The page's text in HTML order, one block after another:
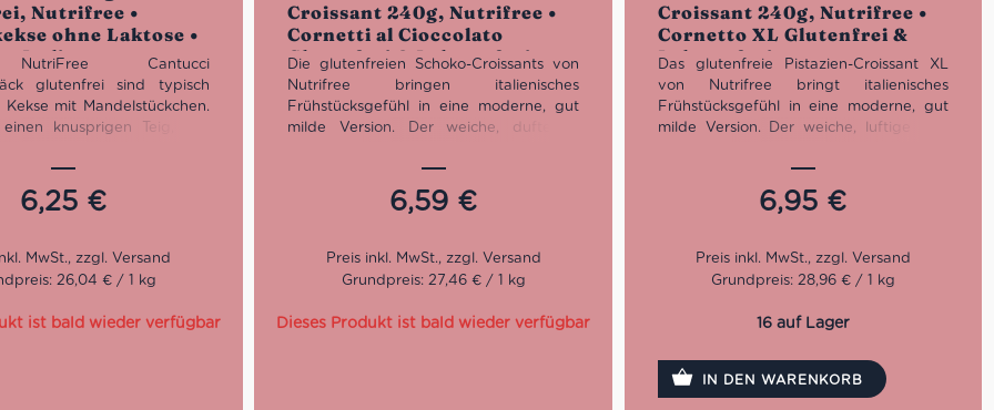
Nutrifree •
ohne Laktose •
Italien
Cantucci
glutenfrei sind typisch
Kekse mit Mandelstückchen.
knusprigen Teig, der
freisetzt. Hervorragend als
Desserts, begleitet
oder Vanillesoße, oder
toskanischen Vin Santo.
Laktosefrei und glutenfrei
6,25 €
26,04 € / 1 kg
ist bald wieder verfügbar
Croissant 240g, Nutrifree •
Cornetti al Cioccolato
Glutenfrei & Laktosefrei
Die glutenfreien Schoko-Croissants von
Nutrifree bringen italienisches
Frühstücksgefühl in eine moderne, gut
milde Version. Der weiche, duftende
Schokoladenfüllung und sorgt für einen
süßen Genussmoment mit echter
italienischer Seele. Glutenfrei, laktosefrei
für Frühstück, Pause und unterwegs.
6,59 €
5
Grundpreis: 27,46 € / 1 kg
Dieses Produkt ist bald wieder verfügbar
Croissant 240g, Nutrifree •
Cornetto XL Glutenfrei &
Laktosefrei
Das glutenfreie Pistazien-Croissant XL
von Nutrifree bringt italienisches
Frühstücksgefühl in eine moderne, gut
milde Version. Der weiche, luftige Teig
kombiniert und überzeugt durch sein
großzügiges XL-Format in 3 praktischen
Einzelportionen. Glutenfrei, laktosefrei
ideal für alle, die ein gefülltes Cornetto
mit mehr Genuss und mehr Komfort
6,95 €
5
Grundpreis: 28,96 € / 1 kg
16 auf Lager
IN DEN WARENKORB